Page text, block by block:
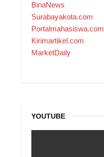
BinaNews
Surabayakota.com
Portalmahasiswa.com
Kirimartikel.com
MarketDaily
YOUTUBE